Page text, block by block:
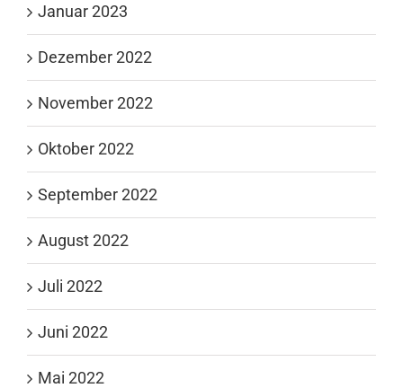
Januar 2023
Dezember 2022
November 2022
Oktober 2022
September 2022
August 2022
Juli 2022
Juni 2022
Mai 2022